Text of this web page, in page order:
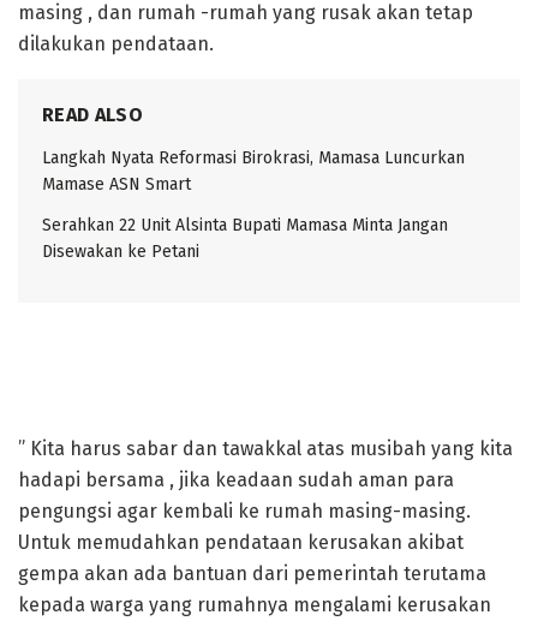
masing , dan rumah -rumah yang rusak akan tetap
dilakukan pendataan.
READ ALSO
Langkah Nyata Reformasi Birokrasi, Mamasa Luncurkan
Mamase ASN Smart
Serahkan 22 Unit Alsinta Bupati Mamasa Minta Jangan
Disewakan ke Petani
” Kita harus sabar dan tawakkal atas musibah yang kita
hadapi bersama , jika keadaan sudah aman para
pengungsi agar kembali ke rumah masing-masing.
Untuk memudahkan pendataan kerusakan akibat
gempa akan ada bantuan dari pemerintah terutama
kepada warga yang rumahnya mengalami kerusakan